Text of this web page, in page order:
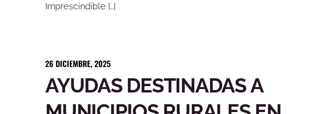
Imprescindible […]
26 DICIEMBRE, 2025
AYUDAS DESTINADAS A